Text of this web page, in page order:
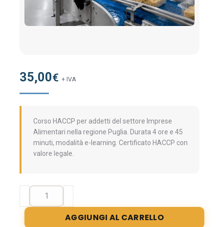
35,00€ + IVA
Corso HACCP per addetti del settore Imprese
Alimentari nella regione Puglia. Durata 4 ore e 45
minuti, modalità e-learning. Certificato HACCP con
valore legale.
Formazione
per
addetti
AGGIUNGI AL CARRELLO